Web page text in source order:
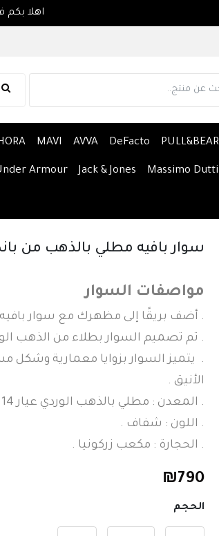
PULL&BEAR
DeFacto
AVVA
MAVI
Massimo Dutti
Jack & Jones
Armour
سوار بافيه مطلي بالذهب من
مواصفات السوار
. أضف بريقًا إلى مظهرك مع سوار بافيه
. تم تصميم السوار بطلاء من الذهب الوردي عيار
. يتميز السوار بزوايا معمارية وشكل
الأنيق .
. المعدن : مطلي بالذهب الوردي عيار 14 .
. اللون : شفاف .
. الحجارة : مكعب زركونيا .
₪790
الحجم